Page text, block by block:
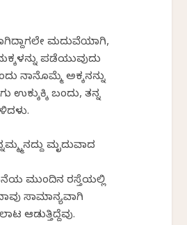
ಮದುವೆಯಾಗಿ,
ಪಡೆಯುವುದು
ನಾನೊಮ್ಮೆ ಅಕ್ಕನನ್ನು
ಉಕ್ಕುಕ್ಕಿ ಬಂದು, ತನ್ನ
ಮೃದುವಾದ
ಮುಂದಿನ ರಸ್ತೆಯಲ್ಲಿ
ಸಾಮಾನ್ಯವಾಗಿ
ಆಡುತ್ತಿದ್ದೆವು.